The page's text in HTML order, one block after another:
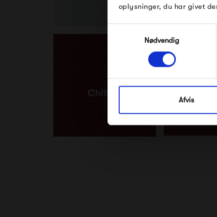
oplysninger, du har givet
Nødvendig
Afvis